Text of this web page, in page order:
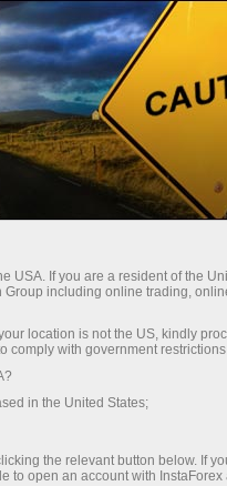
kiện giao dịch
182.131
USA. If you are a resident of the
including online trading,
location is not the US, kindly
comply with government
in the United States;
the relevant button below. If
to open an account with InstaForex